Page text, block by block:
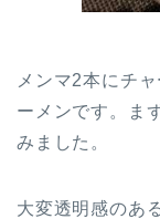
メンマ2本にチ
ーメンです。ま
みました。
大変透明感のあ